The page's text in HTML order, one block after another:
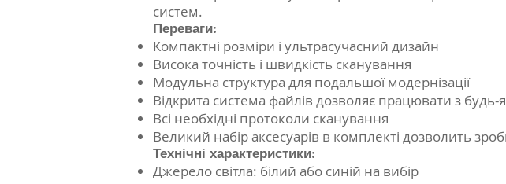
систем.
Переваги:
Компактні розміри і ультрасучасний дизайн
Висока точність і швидкість сканування
Модульна структура для подальшої модернізації
Відкрита система файлів дозволяє працювати з
Всі необхідні протоколи сканування
Великий набір аксесуарів в комплекті дозволить
Технічні характеристики:
Джерело світла: білий або синій на вибір